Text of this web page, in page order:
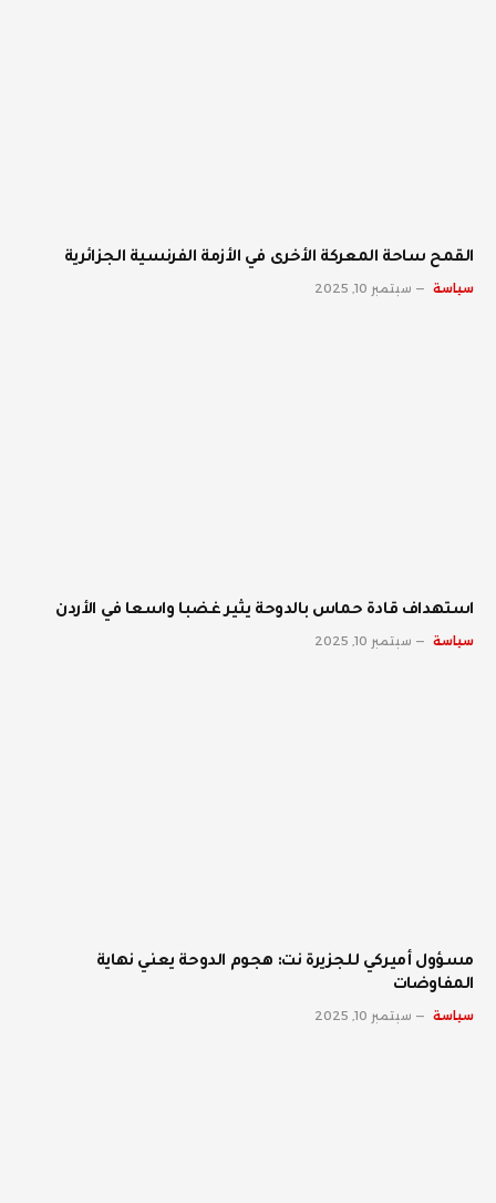
القمح ساحة المعركة الأخرى في الأزمة الفرنسية الجزائرية
سياسة سبتمبر 10, 2025
استهداف قادة حماس بالدوحة يثير غضبا واسعا في الأردن
سياسة سبتمبر 10, 2025
مسؤول أميركي للجزيرة نت: هجوم الدوحة يعني نهاية
المفاوضات
سياسة سبتمبر 10, 2025